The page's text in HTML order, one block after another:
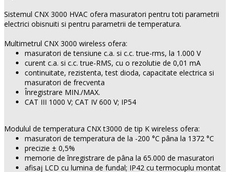
Sistemul CNX 3000 HVAC ofera masuratori pentru toti parametrii
electrici obisnuiti si pentru parametrii de temperatura.
Multimetrul CNX 3000 wireless ofera:
masuratori de tensiune c.a. si c.c. true-rms, la 1.000 V
curent c.a. si c.c. true-RMS, cu o rezolutie de 0,01 mA
continuitate, rezistenta, test dioda, capacitate electrica si
masuratori de frecventa
Înregistrare MIN./MAX.
CAT III 1000 V; CAT IV 600 V; IP54
Modulul de temperatura CNX t3000 de tip K wireless ofera:
masuratori de temperatura de la -200 °C pâna la 1372 °C
precizie ± 0,5%
memorie de înregistrare de pâna la 65.000 de masuratori
afisaj LCD cu lumina de fundal; IP42 cu termocuplu montat